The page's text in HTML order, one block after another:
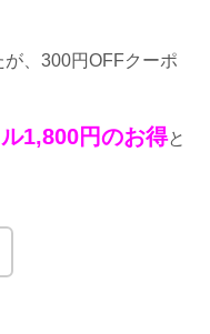
、300円OFFクーポ
ル1,800円のお得と